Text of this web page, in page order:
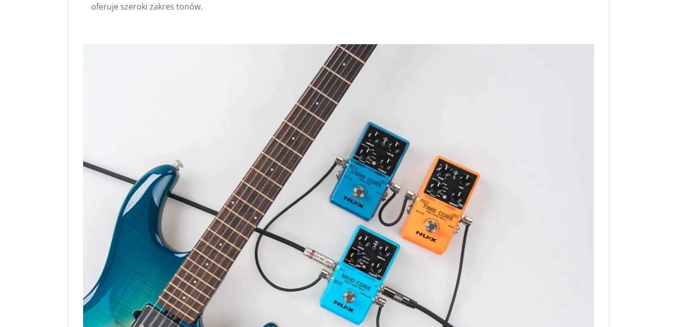
oferuje szeroki zakres tonów.